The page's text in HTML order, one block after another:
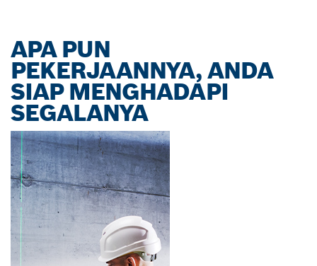
APA PUN
PEKERJAANNYA, ANDA
SIAP MENGHADAPI
SEGALANYA